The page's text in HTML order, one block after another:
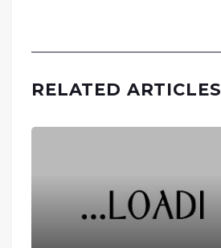
RELATED ARTICLES